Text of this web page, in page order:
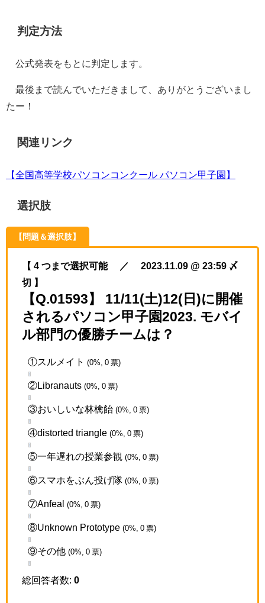
判定方法
公式発表をもとに判定します。
最後まで読んでいただきまして、ありがとうございまし
たー！
関連リンク
【全国高等学校パソコンコンクール パソコン甲子園】
選択肢
【問題＆選択肢】
【 4 つまで選択可能 ／ 2023.11.09 @ 23:59 〆
切 】
【Q.01593】 11/11(土)12(日)に開催
されるパソコン甲子園2023. モバイ
ル部門の優勝チームは？
①スルメイト (0%, 0 票)
②Libranauts (0%, 0 票)
③おいしいな林檎飴 (0%, 0 票)
④distorted triangle (0%, 0 票)
⑤一年遅れの授業参観 (0%, 0 票)
⑥スマホをぶん投げ隊 (0%, 0 票)
⑦Anfeal (0%, 0 票)
⑧Unknown Prototype (0%, 0 票)
⑨その他 (0%, 0 票)
総回答者数: 0